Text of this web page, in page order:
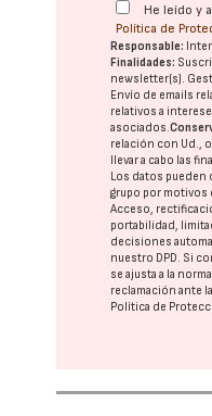
He leído y
Política de
Responsable:
Finalidades:
newsletter(s).
Envío de emails
relativos a
asociados.
relación con Ud.,
llevar a cabo las
Los datos pueden
grupo por motivos
Acceso,
portabilidad,
decisiones
nuestro DPD . Si
se ajusta a la
reclamación ante
Política de